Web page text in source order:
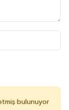
bulunuyor